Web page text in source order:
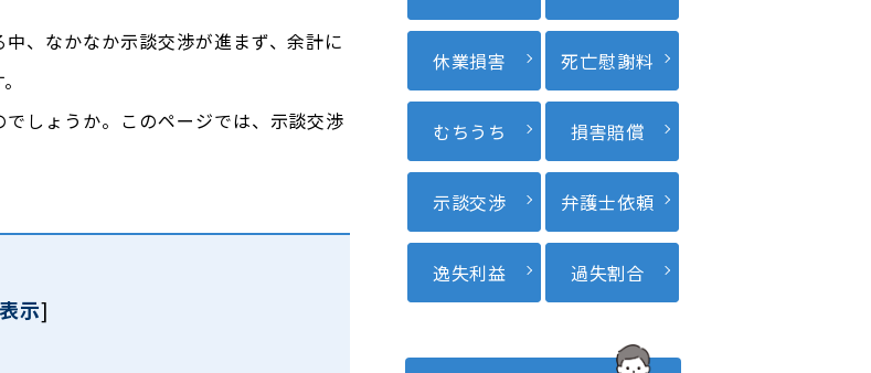
、なかなか示談交渉が進まず、余計に
しょうか。このページでは、示談交渉
示]
休業損害 死亡慰謝料
むちうち 損害賠償
示談交渉 弁護士依頼
逸失利益 過失割合